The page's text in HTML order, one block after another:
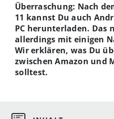
Überraschung: Nach
11 kannst Du auch
PC herunterladen. Das
allerdings mit einigen
Wir erklären, was Du
zwischen Amazon und
solltest.